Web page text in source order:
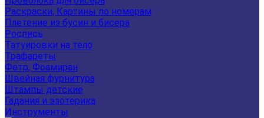
Раскраски, Картины по номерам
Плетение из бусин и бисера
Роспись
Татуировки на тело
Трафареты
Фетр, Фоамиран
Швейная фурнитура
Штампы детские
Гадания и эзотерика
Инструменты